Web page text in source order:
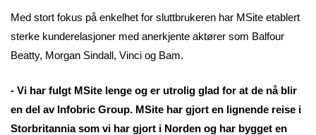
Med stort fokus på enkelhet for sluttbrukeren har MSite etablert
sterke kunderelasjoner med anerkjente aktører som Balfour
Beatty, Morgan Sindall, Vinci og Bam.
- Vi har fulgt MSite lenge og er utrolig glad for at de nå blir
en del av Infobric Group. MSite har gjort en lignende reise i
Storbritannia som vi har gjort i Norden og har bygget en